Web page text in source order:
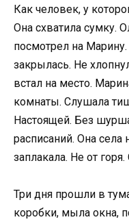
Как человек, у
Она схватила сумку.
посмотрел на
закрылась. Не
встал на место.
комнаты. Слушала
Настоящей. Без
расписаний. Она села
заплакала. Не от
Три дня прошли в
коробки, мыла окна,